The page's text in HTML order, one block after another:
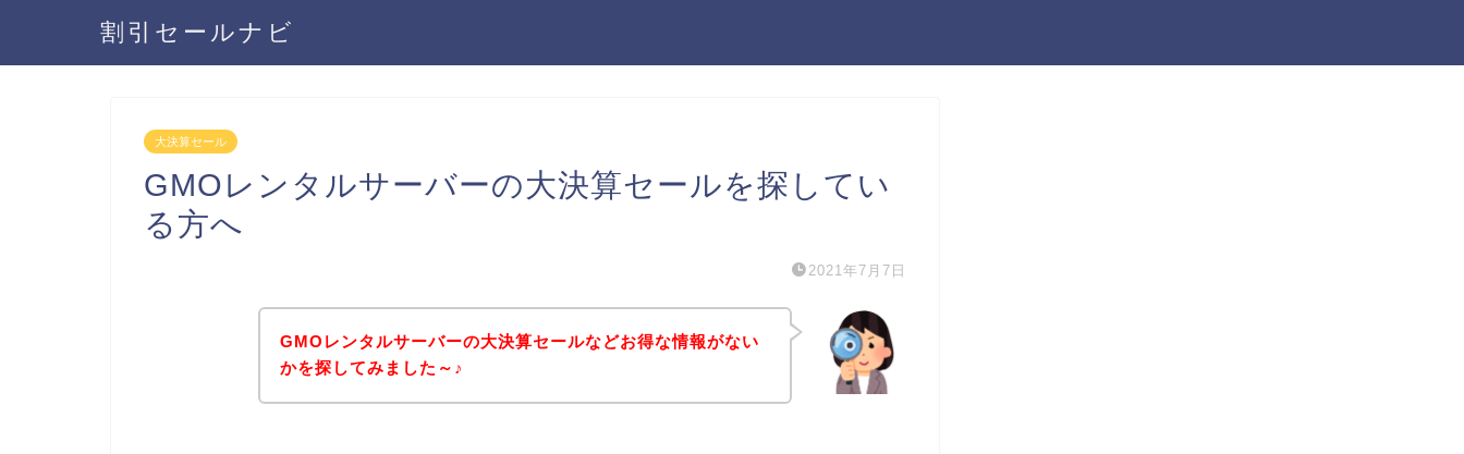
割引セールナビ
大決算セール
GMOレンタルサーバーの大決算セールを探してい
る方へ
2021年7月7日
GMOレンタルサーバーの大決算セールなどお得な情報がない
かを探してみました～♪